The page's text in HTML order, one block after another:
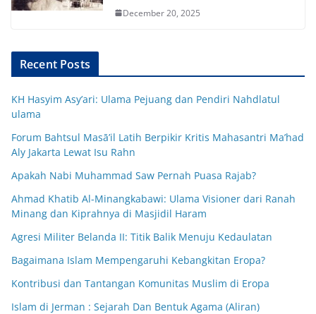
December 20, 2025
Recent Posts
KH Hasyim Asy’ari: Ulama Pejuang dan Pendiri Nahdlatul
ulama
Forum Bahtsul Masā’il Latih Berpikir Kritis Mahasantri Ma’had
Aly Jakarta Lewat Isu Rahn
Apakah Nabi Muhammad Saw Pernah Puasa Rajab?
Ahmad Khatib Al-Minangkabawi: Ulama Visioner dari Ranah
Minang dan Kiprahnya di Masjidil Haram
Agresi Militer Belanda II: Titik Balik Menuju Kedaulatan
Bagaimana Islam Mempengaruhi Kebangkitan Eropa?
Kontribusi dan Tantangan Komunitas Muslim di Eropa
Islam di Jerman : Sejarah Dan Bentuk Agama (Aliran)